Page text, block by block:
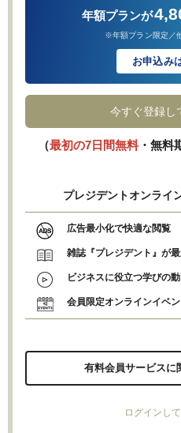
年額プランが
※年額プラン限定／
お申込み
今すぐ登録し
（最初の7日間無料・無料
プレジデントオンライ
広告最小化で快適な閲覧
雑誌『プレジデント』が
ビジネスに役立つ学びの
会員限定オンラインイベン
有料会員サービスに
ログインし